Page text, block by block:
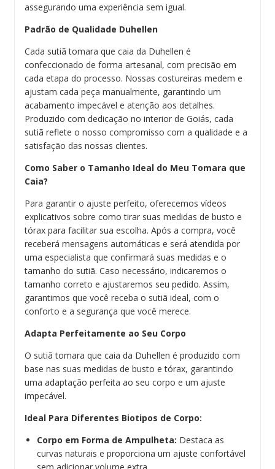
assegurando uma experiência sem igual.
Padrão de Qualidade Duhellen
Cada sutiã tomara que caia da Duhellen é
confeccionado de forma artesanal, com precisão em
cada etapa do processo. Nossas costureiras medem e
ajustam cada peça manualmente, garantindo um
acabamento impecável e atenção aos detalhes.
Produzido com dedicação no interior de Goiás, cada
sutiã reflete o nosso compromisso com a qualidade e a
satisfação das nossas clientes.
Como Saber o Tamanho Ideal do Meu Tomara que
Caia?
Para garantir o ajuste perfeito, oferecemos vídeos
explicativos sobre como tirar suas medidas de busto e
tórax para facilitar sua escolha. Após a compra, você
receberá mensagens automáticas e será atendida por
uma especialista que confirmará suas medidas e o
tamanho do sutiã. Caso necessário, indicaremos o
tamanho correto e ajustaremos seu pedido. Assim,
garantimos que você receba o sutiã ideal, com o
conforto e a segurança que você merece.
Adapta Perfeitamente ao Seu Corpo
O sutiã tomara que caia da Duhellen é produzido com
base nas suas medidas de busto e tórax, garantindo
uma adaptação perfeita ao seu corpo e um ajuste
impecável.
Ideal Para Diferentes Biotipos de Corpo:
Corpo em Forma de Ampulheta: Destaca as
curvas naturais e proporciona um ajuste confortável
sem adicionar volume extra.